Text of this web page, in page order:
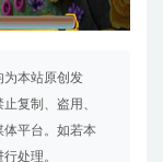
为本站原创发
复制、盗用、
体平台。如若本
处理。